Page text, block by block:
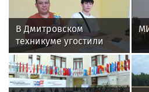
В Дмитровском
техникуме угостили
абитуриентов
мороженым